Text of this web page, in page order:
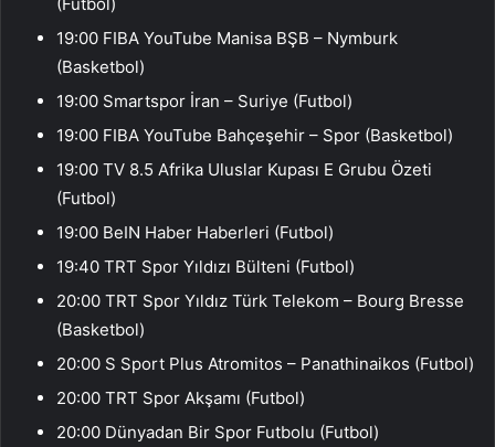
19:00 FIBA ​​​​YouTube Manisa BŞB – Nymburk
(Basketbol)
19:00 Smartspor İran – Suriye (Futbol)
19:00 FIBA ​​YouTube Bahçeşehir – Spor (Basketbol)
19:00 TV 8.5 Afrika Uluslar Kupası E Grubu Özeti
(Futbol)
19:00 BeIN Haber Haberleri (Futbol)
19:40 TRT Spor Yıldızı Bülteni (Futbol)
20:00 TRT Spor Yıldız Türk Telekom – Bourg Bresse
(Basketbol)
20:00 S Sport Plus Atromitos – Panathinaikos (Futbol)
20:00 TRT Spor Akşamı (Futbol)
20:00 Dünyadan Bir Spor Futbolu (Futbol)